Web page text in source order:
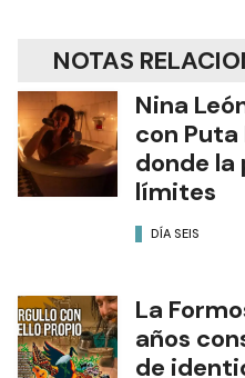
NOTAS
Nina
con
donde la
límites
DÍA SEIS
La
años
de